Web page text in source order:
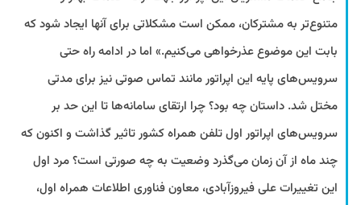
متنوع‌تر به مشترکان، ممکن است مشکلاتی برای آنها ایجاد شود که
بابت این موضوع عذرخواهی می‌کنیم.» اما در ادامه راه حتی
سرویس‌های پایه این اپراتور مانند تماس صوتی نیز برای مدتی
مختل شد. داستان چه بود؟ چرا ارتقای سامانه‌ها تا این حد بر
سرویس‌های اپراتور اول تلفن همراه کشور تاثیر گذاشت و اکنون که
چند ماه از آن زمان می‌گذرد وضعیت به چه صورتی است؟ مرد اول
این تغییرات علی فیروزآبادی، معاون فناوری اطلاعات همراه اول،